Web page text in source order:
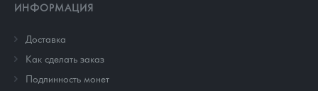
ИНФОРМАЦИЯ
Доставка
Как сделать заказ
Подлинность монет